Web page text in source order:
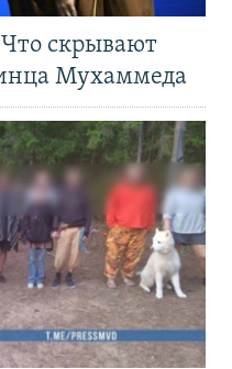
скрывают
Мухаммеда